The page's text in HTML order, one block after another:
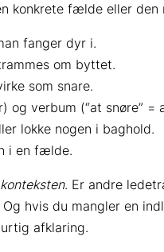
konkrete fælde eller
fanger dyr i.
om byttet.
som snare.
og verbum (“at snøre” =
lokke nogen i baghold.
i en fælde.
. Er andre
hvis du mangler en
afklaring.